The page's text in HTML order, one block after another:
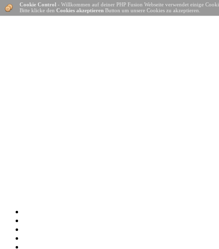
Cookie Control - Willkommen auf deiner PHP Fusion Webseite verwendet einige
Bitte klicke den Cookies akzeptieren Button um unsere Cookies zu akzeptieren.